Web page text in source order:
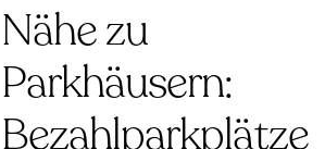
Nähe zu
Parkhäusern:
Bezahlparkplätze